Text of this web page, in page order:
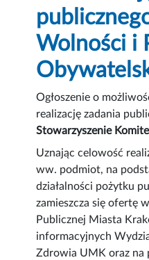
Wolności i
Ogłoszenie o
realizację zadania
Stowarzyszenie
Uznając celowość
ww. podmiot, na
działalności pożytku
zamieszcza się ofertę
Publicznej Miasta
informacyjnych
Zdrowia UMK oraz na